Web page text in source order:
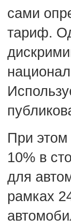
сами
тариф.
При
10% в
для
рамках